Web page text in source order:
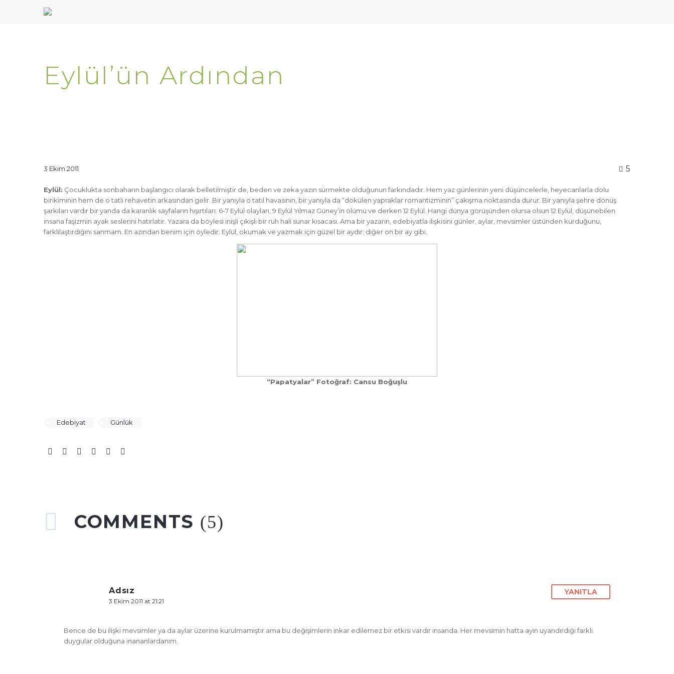
Eylül’ün Ardından
5
3 Ekim 2011
Eylül: Çocuklukta sonbaharın başlangıcı olarak belletilmiştir de, beden ve zeka yazın sürmekte olduğunun farkındadır. Hem yaz günlerinin yeni düşüncelerle, heyecanlarla dolu
birikiminin hem de o tatlı rehavetin arkasından gelir. Bir yanıyla o tatil havasının, bir yanıyla da “dökülen yapraklar romantizminin” çakışma noktasında durur. Bir yanıyla şehre dönüş
şarkıları vardır bir yanda da karanlık sayfaların hışırtıları. 6-7 Eylül olayları, 9 Eylül Yılmaz Güney’in ölümü ve derken 12 Eylül. Hangi dünya görüşünden olursa olsun 12 Eylül, düşünebilen
insana faşizmin ayak seslerini hatırlatır. Yazara da böylesi inişli çıkışlı bir ruh hali sunar kısacası. Ama bir yazarın, edebiyatla ilişkisini günler, aylar, mevsimler üstünden kurduğunu,
farklılaştırdığını sanmam. En azından benim için öyledir. Eylül, okumak ve yazmak için güzel bir aydır; diğer on bir ay gibi.
“Papatyalar” Fotoğraf: Cansu Boğuşlu
Edebiyat Günlük
COMMENTS (5)
Adsız
3 Ekim 2011 at 21:21
YANITLA
Bence de bu ilişki mevsimler ya da aylar üzerine kurulmamıştır ama bu değişimlerin inkar edilemez bir etkisi vardır insanda. Her mevsimin hatta ayın uyandırdığı farklı
duygular olduğuna inananlardanım.